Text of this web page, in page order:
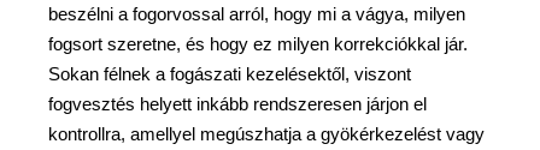
beszélni a fogorvossal arról, hogy mi a vágya, milyen
fogsort szeretne, és hogy ez milyen korrekciókkal jár.
Sokan félnek a fogászati kezelésektől, viszont
fogvesztés helyett inkább rendszeresen járjon el
kontrollra, amellyel megúszhatja a gyökérkezelést vagy